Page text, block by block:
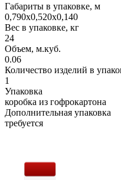
Габариты в упаковке, м
0,790х0,520х0,140
Вес в упаковке, кг
24
Объем, м.куб.
0.06
Количество изделий в
1
Упаковка
коробка из гофрокартона
Дополнительная упаковка
требуется